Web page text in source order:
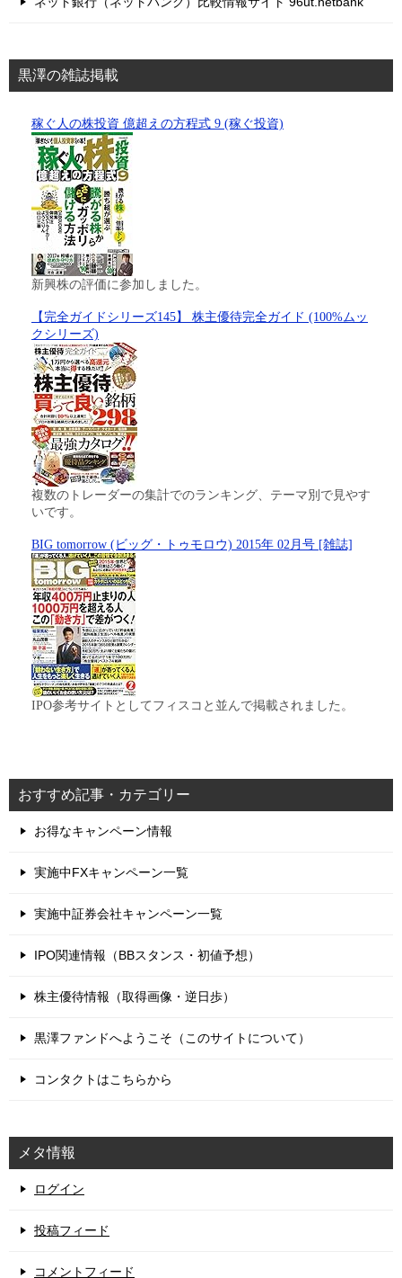
黒澤の雑誌掲載
稼ぐ人の株投資 億超えの方程式 9 (稼ぐ投資)
新興株の評価に参加しました。
【完全ガイドシリーズ145】 株主優待完全ガイド (100%ムッ
クシリーズ)
複数のトレーダーの集計でのランキング、テーマ別で見やす
いです。
BIG tomorrow (ビッグ・トゥモロウ) 2015年 02月号 [雑誌]
IPO参考サイトとしてフィスコと並んで掲載されました。
おすすめ記事・カテゴリー
お得なキャンペーン情報
実施中FXキャンペーン一覧
実施中証券会社キャンペーン一覧
IPO関連情報（BBスタンス・初値予想）
株主優待情報（取得画像・逆日歩）
黒澤ファンドへようこそ（このサイトについて）
コンタクトはこちらから
メタ情報
ログイン
投稿フィード
コメントフィード